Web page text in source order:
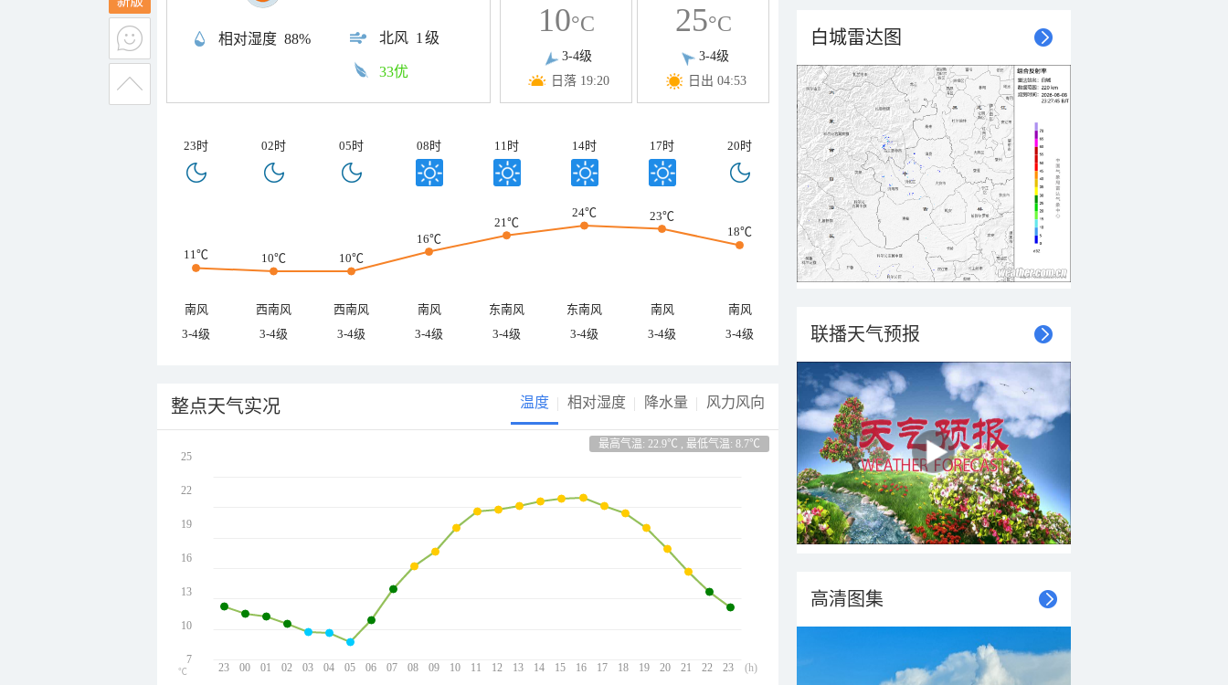
相对湿度 88% 北风 1级
33优
10°C
3-4级
日落 19:20
25°C
3-4级
日出 04:53
23时 02时 05时 08时 11时 14时 17时 20时
11℃ 10℃ 10℃
16℃
21℃
24℃
23℃
18℃
南风 西南风 西南风 南风 东南风 东南风 南风
南风
3-4级
3-4级 3-4级 3-4级 3-4级 3-4级 3-4级 3-4级
整点天气实况 温度 相对湿度 降水量 风力风向
最高气温: 22.9℃ , 最低气温: 8.7℃
23 00 01 02 03 04 05 06 07 08 09 10 11 12 13 14 15 16 17 18 19 20 21 22 23
25
22
19
16
13
10
7
(h)
℃
白城雷达图
联播天气预报
高清图集